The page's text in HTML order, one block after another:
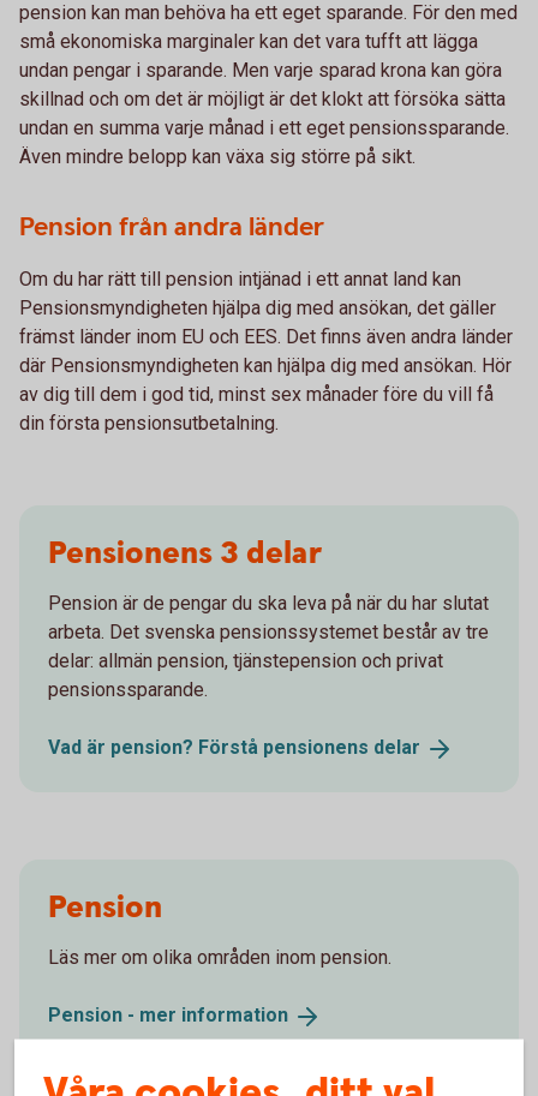
pension kan man behöva ha ett eget sparande. För den med
små ekonomiska marginaler kan det vara tufft att lägga
undan pengar i sparande. Men varje sparad krona kan göra
skillnad och om det är möjligt är det klokt att försöka sätta
undan en summa varje månad i ett eget pensionssparande.
Även mindre belopp kan växa sig större på sikt.
Pension från andra länder
Om du har rätt till pension intjänad i ett annat land kan
Pensionsmyndigheten hjälpa dig med ansökan, det gäller
främst länder inom EU och EES. Det finns även andra länder
där Pensionsmyndigheten kan hjälpa dig med ansökan. Hör
av dig till dem i god tid, minst sex månader före du vill få
din första pensionsutbetalning.
Pensionens 3 delar
Pension är de pengar du ska leva på när du har slutat
arbeta. Det svenska pensionssystemet består av tre
delar: allmän pension, tjänstepension och privat
pensionssparande.
Vad är pension? Förstå pensionens delar
Pension
Läs mer om olika områden inom pension.
Pension - mer information